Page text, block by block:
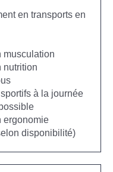
en transports en
musculation
nutrition
à la journée
ergonomie
disponibilité)